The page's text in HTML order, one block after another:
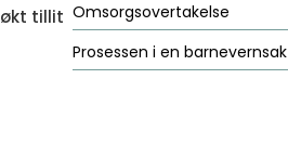
tillit Omsorgsovertakelse
Prosessen i en barnevernsak